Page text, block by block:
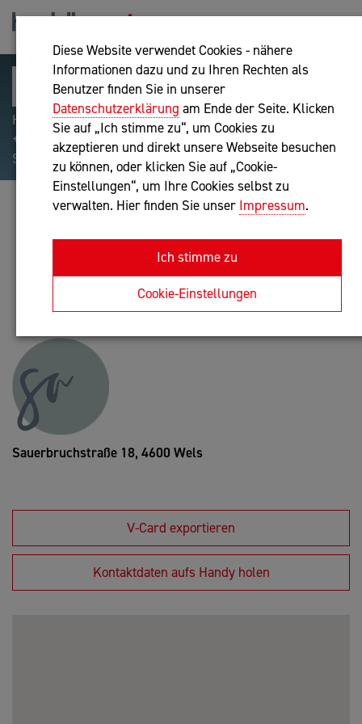
Diese Website verwendet Cookies - nähere
Informationen dazu und zu Ihren Rechten als
Benutzer finden Sie in unserer
Datenschutzerklärung am Ende der Seite. Klicken
Sie auf „Ich stimme zu“, um Cookies zu
akzeptieren und direkt unsere Webseite besuchen
zu können, oder klicken Sie auf „Cookie-
Einstellungen“, um Ihre Cookies selbst zu
verwalten. Hier finden Sie unser Impressum.
Ich stimme zu
Cookie-Einstellungen
Hilfreiche Suchparameter: Begriff einschließen:
+webshop, Begriff ausschließen: -webshop, Exakter
Suchbegriff: "internet of things"
SARA ASCHAUER, BSC MA
Unternehmensberatung
Anfrage oder Rückruf
Sauerbruchstraße 18, 4600 Wels
V-Card exportieren
Kontaktdaten aufs Handy holen